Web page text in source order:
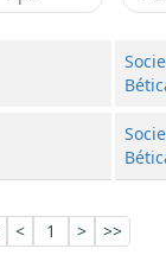
< 1 > >>